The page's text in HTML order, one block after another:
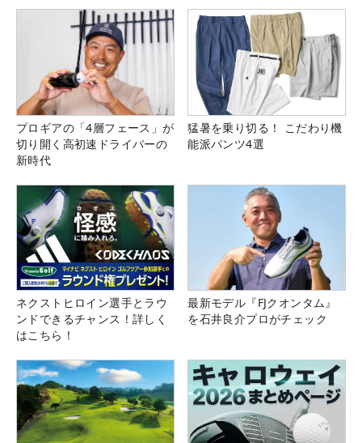
プロギアの「4層フェース」が
切り開く高初速ドライバーの
新時代
猛暑を乗り切る！ こだわり機
能派パンツ4選
ネクストヒロイン選手とラウ
ンドできるチャンス！詳しく
はこちら！
最新モデル『FJクオンタム』
を石井良介プロがチェック